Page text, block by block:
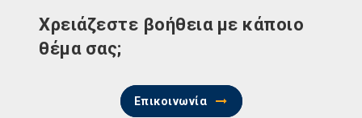
Χρειάζεστε βοήθεια με κάποιο
θέμα σας;
Επικοινωνία